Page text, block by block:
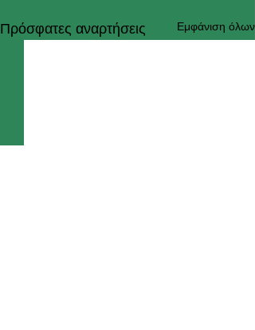
Πρόσφατες αναρτήσεις Εμφάνιση όλων